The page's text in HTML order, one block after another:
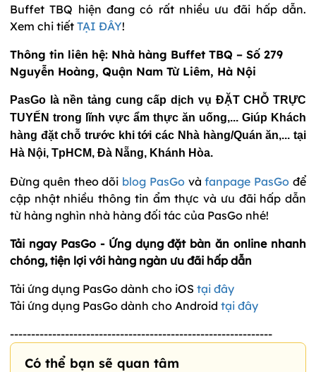
Buffet TBQ hiện đang có rất nhiều ưu đãi hấp dẫn.
Xem chi tiết TẠI ĐÂY!
Thông tin liên hệ: Nhà hàng Buffet TBQ – Số 279
Nguyễn Hoàng, Quận Nam Từ Liêm, Hà Nội
PasGo là nền tảng cung cấp dịch vụ ĐẶT CHỖ TRỰC
TUYẾN trong lĩnh vực ẩm thực ăn uống,... Giúp Khách
hàng đặt chỗ trước khi tới các Nhà hàng/Quán ăn,... tại
Hà Nội, TpHCM, Đà Nẵng, Khánh Hòa.
Đừng quên theo dõi blog PasGovàfanpage PasGo để
cập nhật nhiều thông tin ẩm thực và ưu đãi hấp dẫn
từ hàng nghìn nhà hàng đối tác của PasGo nhé!
Tải ngay PasGo - Ứng dụng đặt bàn ăn online nhanh
chóng, tiện lợi với hàng ngàn ưu đãi hấp dẫn
Tải ứng dụng PasGo dành cho iOS tại đây
Tải ứng dụng PasGo dành cho Android tại đây
--------------------------------------------------------------
Có thể bạn sẽ quan tâm